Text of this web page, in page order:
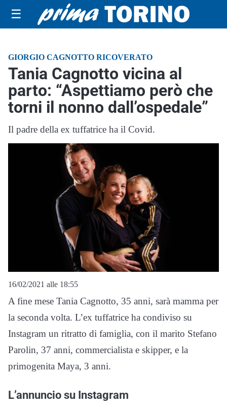
☰
GIORGIO CAGNOTTO RICOVERATO
Tania Cagnotto vicina al
parto: “Aspettiamo però che
torni il nonno dall’ospedale”
Il padre della ex tuffatrice ha il Covid.
16/02/2021 alle 18:55
A fine mese Tania Cagnotto, 35 anni, sarà mamma per
la seconda volta. L’ex tuffatrice ha condiviso su
Instagram un ritratto di famiglia, con il marito Stefano
Parolin, 37 anni, commercialista e skipper, e la
primogenita Maya, 3 anni.
L’annuncio su Instagram